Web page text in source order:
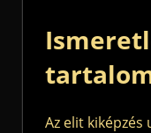
Az elit